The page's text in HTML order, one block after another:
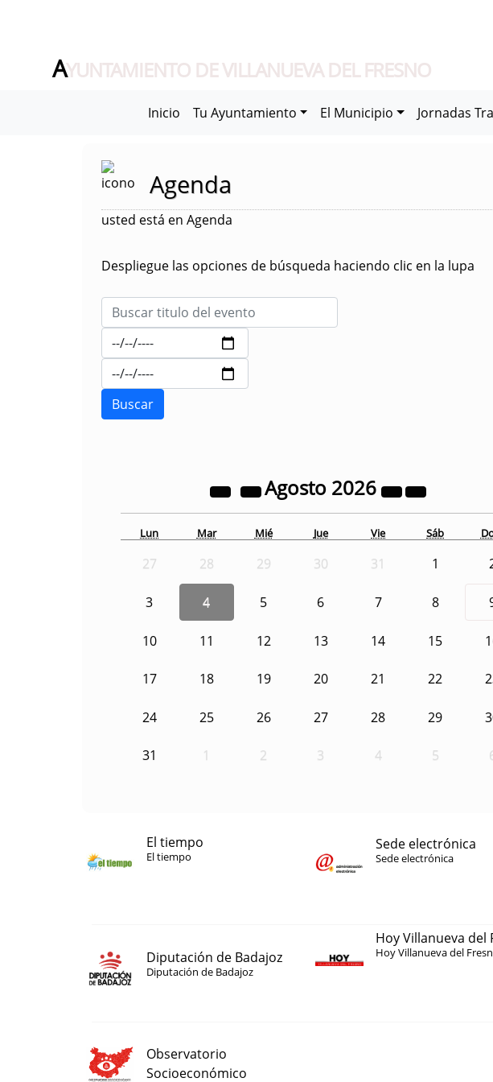
AYUNTAMIENTO DE VILLANUEVA DEL FRESNO
Inicio Tu Ayuntamiento El Municipio Jornadas
Agenda
usted está en Agenda
Despliegue las opciones de búsqueda haciendo clic en la lupa
Agosto 2026
Lun Mar Mié Jue Vie Sáb
27 28 29 30 31 1
3 4 5 6 7 8
10 11 12 13 14 15
17 18 19 20 21 22
24 25 26 27 28 29
31 1 2 3 4 5
El tiempo
El tiempo
Sede electrónica
Sede electrónica
Diputación de Badajoz
Diputación de Badajoz
Hoy Villanueva del
Hoy Villanueva del
Observatorio
Socioeconómico